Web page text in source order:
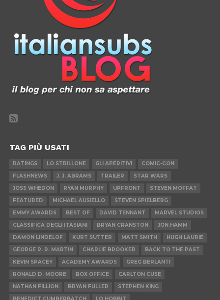
TAG PIÙ USATI
RATINGS LO STRILLONE GLI APERITIVI
COMIC-CON
FLASHNEWS
J. J. ABRAMS TRAILER
STAR WARS
JOSS WHEDON
RYAN MURPHY UPFRONT
STEVEN MOFFAT
FEATURED
MICHAEL AUSIELLO
STEVEN SPIELBERG
EMMY AWARDS
BEST OF DAVID TENNANT
MARVEL STUDIOS
CLASSIFICA DEGLI ITASIANI
BRYAN CRANSTON
JON HAMM
DAMON LINDELOF
KURT SUTTER MATT SMITH
HUGH LAURIE
GEORGE R. R. MARTIN
CHARLIE BROOKER
BACK TO THE PAST
KEVIN SPACEY
ACADEMY AWARDS
GREG BERLANTI
RONALD D. MOORE
BOX OFFICE
CARLTON CUSE
NATHAN FILLION
BRYAN FULLER
STEPHEN KING
BENEDICT CUMBERBATCH
LO HOBBIT